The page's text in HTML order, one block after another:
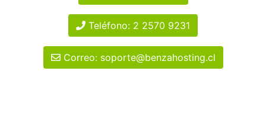
Teléfono: 2 2570 9231
Correo: soporte@benzahosting.cl